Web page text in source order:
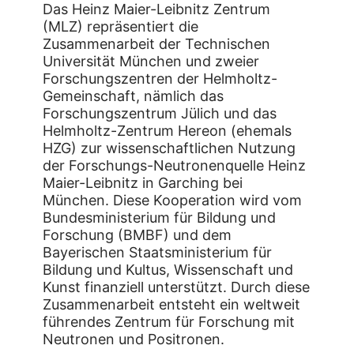
Das Heinz Maier-Leibnitz Zentrum
(MLZ) repräsentiert die
Zusammenarbeit der Technischen
Universität München und zweier
Forschungszentren der Helmholtz-
Gemeinschaft, nämlich das
Forschungszentrum Jülich und das
Helmholtz-Zentrum Hereon (ehemals
HZG) zur wissenschaftlichen Nutzung
der Forschungs-Neutronenquelle Heinz
Maier-Leibnitz in Garching bei
München. Diese Kooperation wird vom
Bundesministerium für Bildung und
Forschung (BMBF) und dem
Bayerischen Staatsministerium für
Bildung und Kultus, Wissenschaft und
Kunst finanziell unterstützt. Durch diese
Zusammenarbeit entsteht ein weltweit
führendes Zentrum für Forschung mit
Neutronen und Positronen.